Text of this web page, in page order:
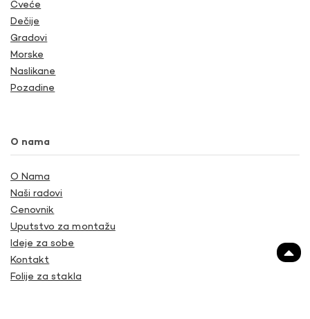
Cveće
Dečije
Gradovi
Morske
Naslikane
Pozadine
O nama
O Nama
Naši radovi
Cenovnik
Uputstvo za montažu
Ideje za sobe
Kontakt
Folije za stakla